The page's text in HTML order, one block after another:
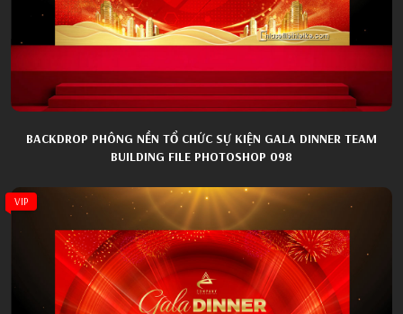
BACKDROP PHÔNG NỀN TỔ CHỨC SỰ KIỆN GALA DINNER TEAM
BUILDING FILE PHOTOSHOP 098
VIP